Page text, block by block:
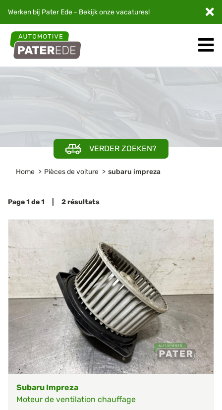
Werken bij Pater Ede - Bekijk onzevacatures!
VERDER ZOEKEN?
Home Pièces de voiture subaru impreza
Page 1 de 1 | 2 résultats
Subaru Impreza
Moteur de ventilation chauffage